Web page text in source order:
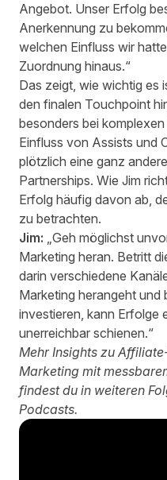
Angebot. Unser Erfolg
Anerkennung zu
welchen Einfluss wir
Zuordnung hinaus.“
Das zeigt, wie wichtig es
den finalen Touchpoint
besonders bei
Einfluss von Assists und
plötzlich eine ganz
Partnerships. Wie Jim
Erfolg häufig davon ab,
zu betrachten.
Jim: „Geh möglichst
Marketing heran. Betritt
darin verschiedene
Marketing herangeht und
investieren, kann Erfolge
unerreichbar schienen.“
Mehr Insights zu
Marketing mit
findest du in weiteren
Podcasts.